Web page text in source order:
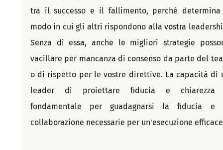
tra il successo e il fallimento, perché
modo in cui gli altri rispondono alla vostra
Senza di essa, anche le migliori strategie
vacillare per mancanza di consenso da parte del
o di rispetto per le vostre direttive. La capacità di
leader di proiettare fiducia e chiarezza
fondamentale per guadagnarsi la fiducia e
collaborazione necessarie per un'esecuzione